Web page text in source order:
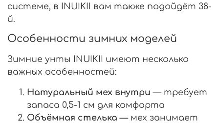
системе, в INUIKII вам также подойдёт 38-
й.
Особенности зимних моделей
Зимние унты INUIKII имеют несколько
важных особенностей:
Натуральный мех внутри — требует
запаса 0,5-1 см для комфорта
Объёмная стелька — мех занимает